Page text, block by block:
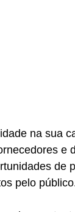
na sua
e
de
pelo